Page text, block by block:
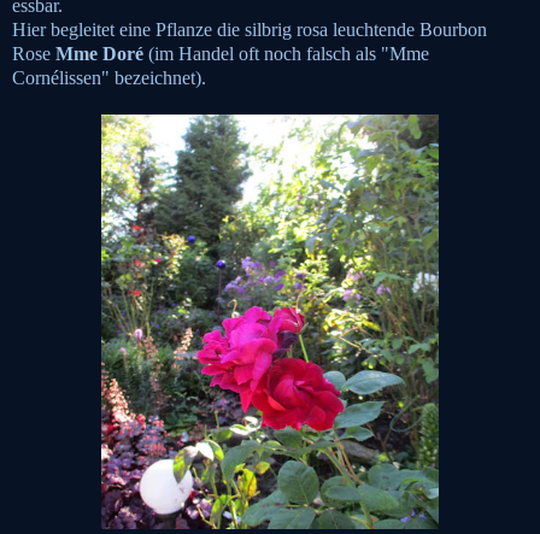
essbar.
Hier begleitet eine Pflanze die silbrig rosa leuchtende Bourbon
Rose Mme Doré (im Handel oft noch falsch als "Mme
Cornélissen" bezeichnet).